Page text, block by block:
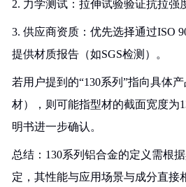
2. 力学测试：拉伸试验验证抗拉强
3. 供应商资质：优先选择通过ISO
提供材质报告（如SGS检测）。
若用户提到的“130系列”指向具体
材），则可能指型材的截面宽度为
明书进一步确认。
总结：130系列铝合金的定义需根
定，其性能与应用场景与成分直接